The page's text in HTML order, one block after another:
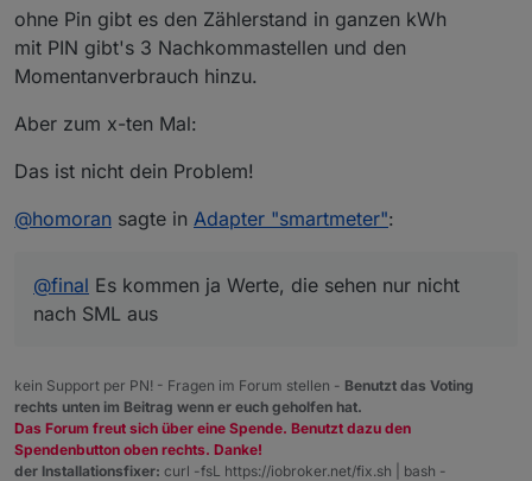
ohne Pin gibt es den Zählerstand in ganzen kWh
mit PIN gibt's 3 Nachkommastellen und den
Momentanverbrauch hinzu.
Aber zum x-ten Mal:
Das ist nicht dein Problem!
@homoran sagte in Adapter "smartmeter":
@final Es kommen ja Werte, die sehen nur nicht
nach SML aus
kein Support per PN! - Fragen im Forum stellen - Benutzt das Voting
rechts unten im Beitrag wenn er euch geholfen hat.
Das Forum freut sich über eine Spende. Benutzt dazu den
Spendenbutton oben rechts. Danke!
der Installationsfixer: curl -fsL https://iobroker.net/fix.sh | bash -